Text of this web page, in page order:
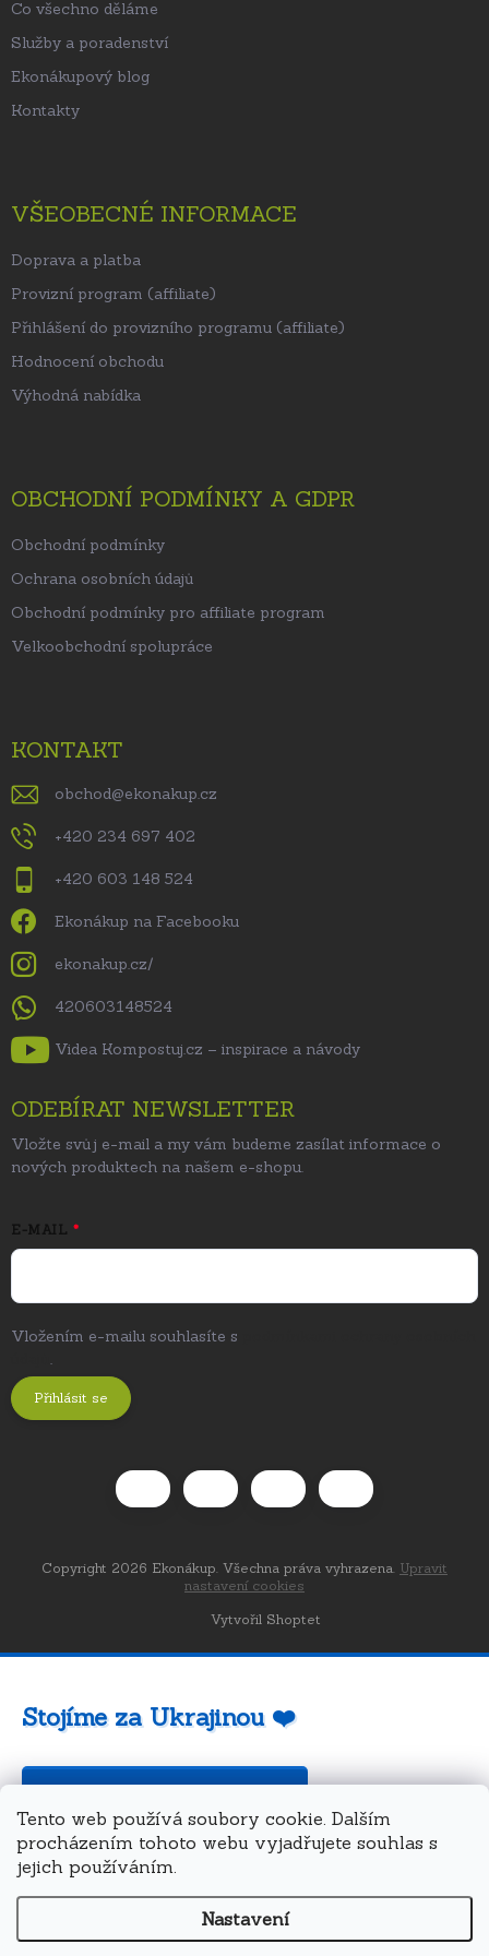
Tento web používá soubory cookie. Dalším
procházením tohoto webu vyjadřujete souhlas s
jejich používáním.
Nastavení
Co všechno děláme
Služby a poradenství
Ekonákupový blog
Kontakty
VŠEOBECNÉ INFORMACE
Doprava a platba
Provizní program (affiliate)
Přihlášení do provizního programu (affiliate)
Hodnocení obchodu
Výhodná nabídka
OBCHODNÍ PODMÍNKY A GDPR
Obchodní podmínky
Ochrana osobních údajů
Obchodní podmínky pro affiliate program
Velkoobchodní spolupráce
KONTAKT
obchod@ekonakup.cz
+420 234 697 402
+420 603 148 524
Ekonákup na Facebooku
ekonakup.cz/
420603148524
Videa Kompostuj.cz – inspirace a návody
ODEBÍRAT NEWSLETTER
Vložte svůj e-mail a my vám budeme zasílat informace o
nových produktech na našem e-shopu.
E-MAIL
Vložením e-mailu souhlasíte s
.
Přihlásit se
Vytvořil Shoptet
Copyright 2026 Ekonákup. Všechna práva vyhrazena. Upravit
nastavení cookies
Stojíme za Ukrajinou ❤️